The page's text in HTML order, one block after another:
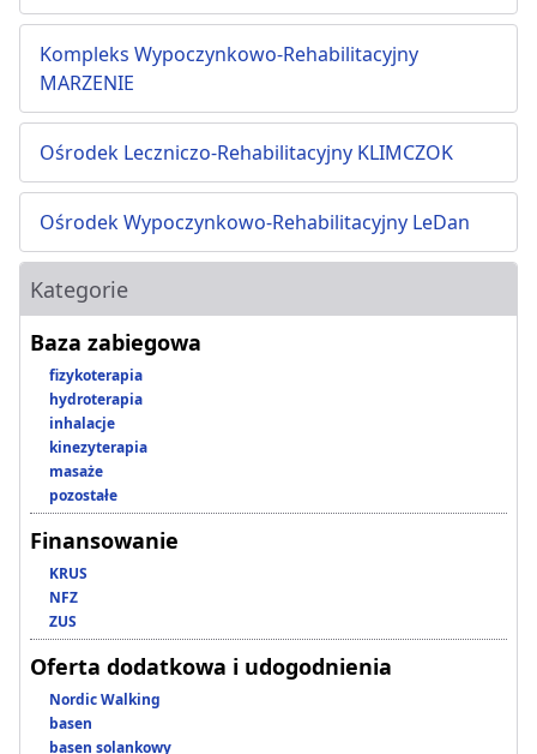
Kompleks Wypoczynkowo-Rehabilitacyjny
MARZENIE
Ośrodek Leczniczo-Rehabilitacyjny KLIMCZOK
Ośrodek Wypoczynkowo-Rehabilitacyjny LeDan
Kategorie
Baza zabiegowa
fizykoterapia
hydroterapia
inhalacje
kinezyterapia
masaże
pozostałe
Finansowanie
KRUS
NFZ
ZUS
Oferta dodatkowa i udogodnienia
Nordic Walking
basen
basen solankowy